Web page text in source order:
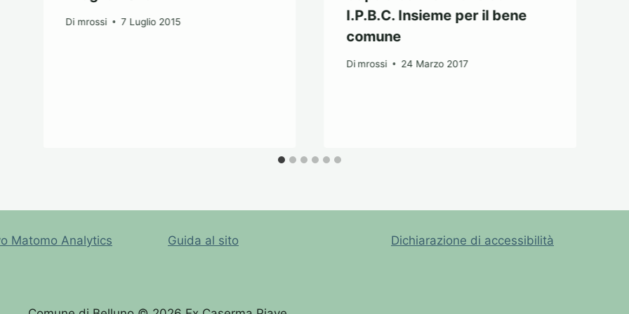
Di mrossi 7 Luglio 2015
I.P.B.C. Insieme per il bene
comune
Di mrossi 24 Marzo 2017
Matomo Analytics Guida al sito Dichiarazione di accessibilità